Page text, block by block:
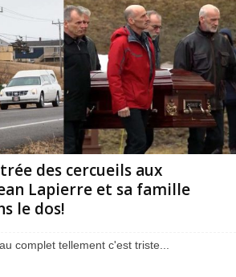
des cercueils aux
Lapierre et sa famille
le dos!
complet tellement c'est triste...